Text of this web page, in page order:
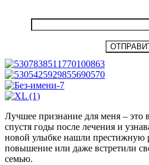
Лучшее признание для меня – это
спустя годы после лечения и
новой улыбке нашли престижную
повышение или даже встретили
семью.